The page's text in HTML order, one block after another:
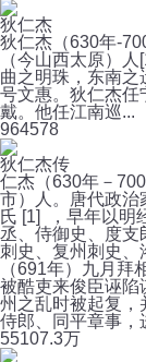
狄仁杰
狄仁杰（630年-
（今山西太原）
曲之明珠，东南之
号文惠。狄仁杰任
戴。他任江南巡...
964578
狄仁杰传
仁杰（630年－
市）人。唐代政治
氏 [1] ，早年以明
丞、侍御史、度支
刺史、复州刺史、
（691年）九月
被酷吏来俊臣诬陷
州之乱时被起复，
侍郎、同平章事，
55107.3万